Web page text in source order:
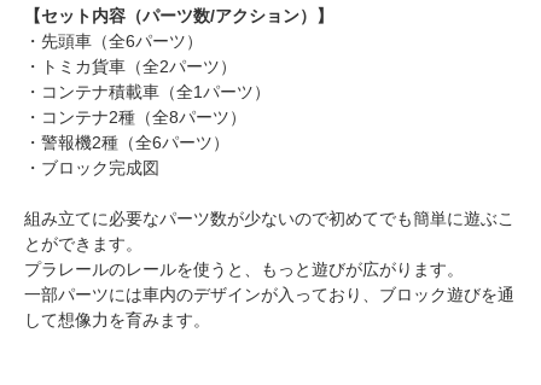
【セット内容（パーツ数/アクション）】
・先頭車（全6パーツ）
・トミカ貨車（全2パーツ）
・コンテナ積載車（全1パーツ）
・コンテナ2種（全8パーツ）
・警報機2種（全6パーツ）
・ブロック完成図
組み立てに必要なパーツ数が少ないので初めてでも簡単に遊ぶこ
とができます。
プラレールのレールを使うと、もっと遊びが広がります。
一部パーツには車内のデザインが入っており、ブロック遊びを通
して想像力を育みます。